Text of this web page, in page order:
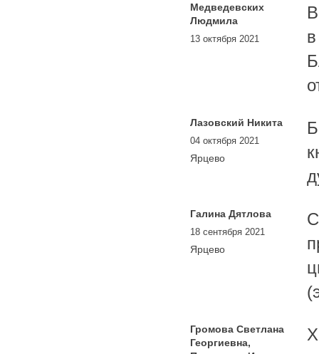
Медведевских
Людмила
13 октября 2021
Лазовский Никита
04 октября 2021
Ярцево
Галина Дятлова
18 сентября 2021
Ярцево
Громова Светлана
Георгиевна,